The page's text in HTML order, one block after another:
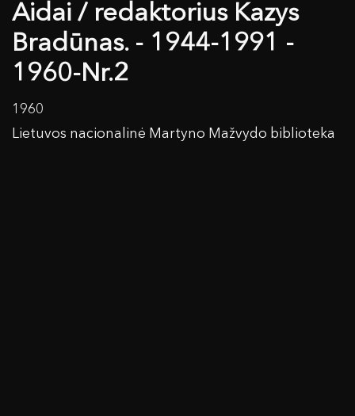
Aidai / redaktorius Kazys
Bradūnas. - 1944-1991 -
1960-Nr.2
1960
Lietuvos nacionalinė Martyno Mažvydo biblioteka